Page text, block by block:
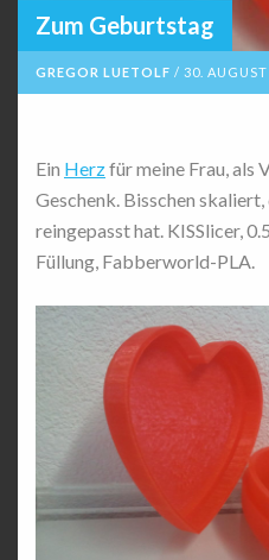
Zum Geburtstag
GREGOR LUETOLF / 30.
Ein Herzfür meine Frau, als
Geschenk. Bisschen
reingepasst hat. KISSlicer,
Füllung, Fabberworld-PLA.